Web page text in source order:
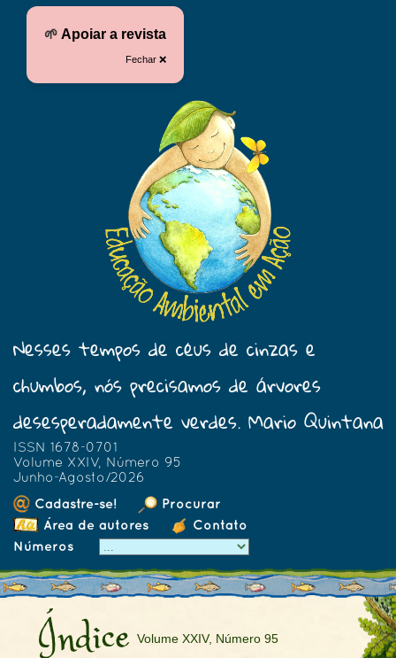
🌱 Apoiar a revista
Fechar ❌
Nesses tempos de céus de cinzas e
chumbos, nós precisamos de árvores
desesperadamente verdes. Mario Quintana
ISSN 1678-0701
Volume XXIV, Número 95
Junho-Agosto/2026
Cadastre-se!
Procurar
Área de autores
Contato
Números
Índice Volume XXIV, Número 95